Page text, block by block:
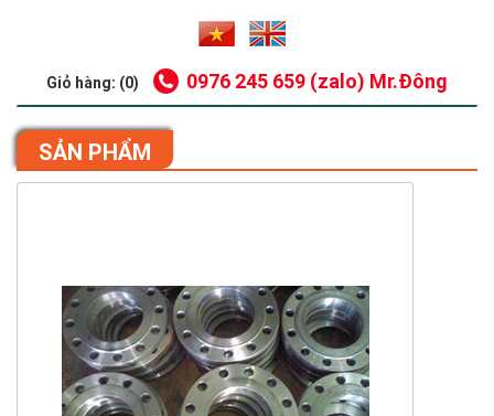
Giỏ hàng: (0) 0976 245 659 (zalo) Mr.Đông
SẢN PHẨM